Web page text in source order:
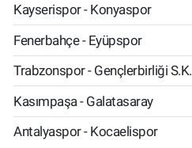
Kayserispor - Konyaspor
Fenerbahçe - Eyüpspor
Trabzonspor - Gençlerbirliği S.K.
Kasımpaşa - Galatasaray
Antalyaspor - Kocaelispor